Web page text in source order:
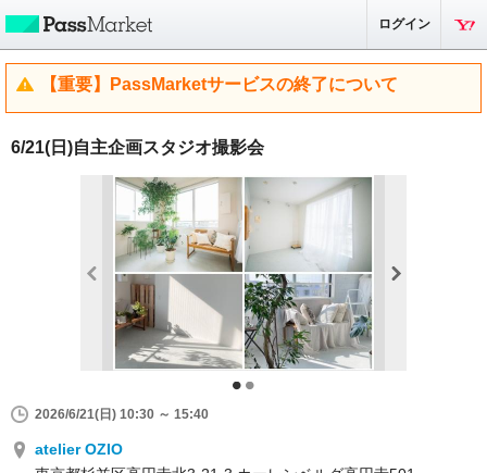
ログイン
【重要】PassMarketサービスの終了について
6/21(日)自主企画スタジオ撮影会
2026/6/21(日) 10:30 ～ 15:40
atelier OZIO